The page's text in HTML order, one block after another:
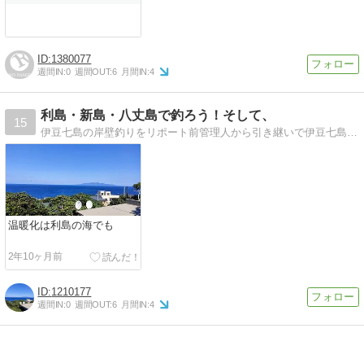
1380077
週間IN:0 週間OUT:6 月間IN:4
15
利島・新島・八丈島で釣ろう！そして、
温暖化は利島の海でも
2年10ヶ月前
1210177
週間IN:0 週間OUT:6 月間IN:4